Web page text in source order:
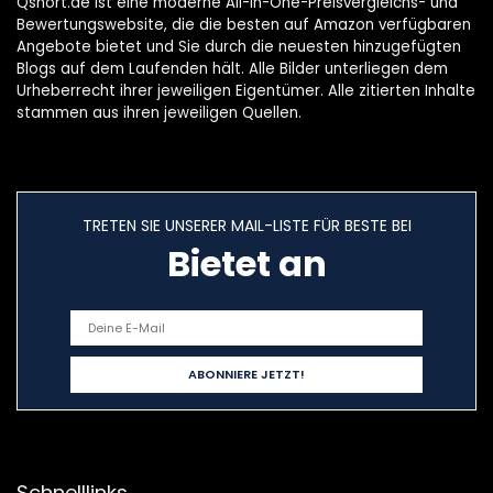
Bewertungswebsite, die die besten auf Amazon verfügbaren
Angebote bietet und Sie durch die neuesten hinzugefügten
Blogs auf dem Laufenden hält. Alle Bilder unterliegen dem
Urheberrecht ihrer jeweiligen Eigentümer. Alle zitierten Inhalte
stammen aus ihren jeweiligen Quellen.
TRETEN SIE UNSERER MAIL-LISTE FÜR BESTE BEI
Bietet an